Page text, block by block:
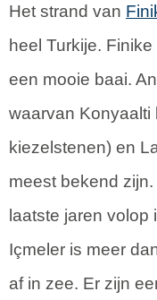
Het strand van
heel Turkije.
een mooie baai.
waarvan Konyaalti
kiezelstenen) en
meest bekend
laatste jaren volop
Içmeler is meer
af in zee. Er zijn